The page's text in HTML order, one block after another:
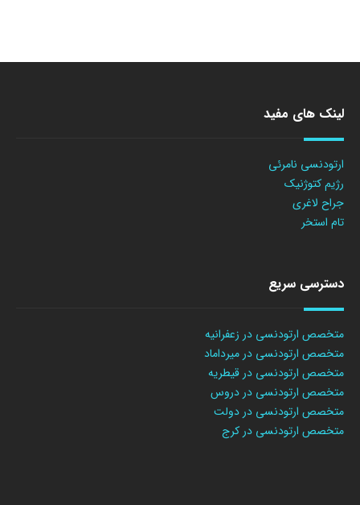
لینک های مفید
ارتودنسی نامرئی
رژیم کتوژنیک
جراح لاغری
تام استخر
دسترسی سریع
متخصص ارتودنسی در زعفرانیه
متخصص ارتودنسی در میرداماد
متخصص ارتودنسی در قیطریه
متخصص ارتودنسی در دروس
متخصص ارتودنسی در دولت
متخصص ارتودنسی در کرج